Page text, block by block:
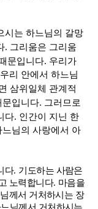
시는 하느님의 갈망
. 그리움은 그리움
문입니다. 우리가
리 안에서 하느님
삼위일체 관계적
문입니다. 그러므로
다. 인간이 지닌 한
님의 사랑에서 아
다. 기도하는 사람은
노력합니다. 마음을
께서 거처하시는 장